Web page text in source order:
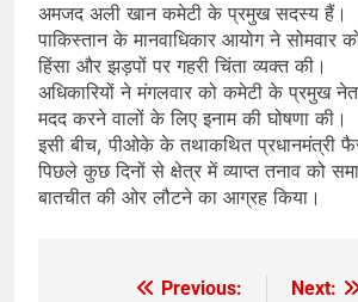
अमजद अली खान कमेटी के प्रमुख सदस्य हैं।
पाकिस्तान के मानवाधिकार आयोग ने सोमवार
हिंसा और झड़पों पर गहरी चिंता व्यक्त की।
अधिकारियों ने मंगलवार को कमेटी के प्रमुख
मदद करने वालों के लिए इनाम की घोषणा की।
इसी बीच, पीओके के तथाकथित प्रधानमंत्री
पिछले कुछ दिनों से क्षेत्र में व्याप्त तनाव को
बातचीत की ओर लौटने का आग्रह किया।
Previous:
Next: